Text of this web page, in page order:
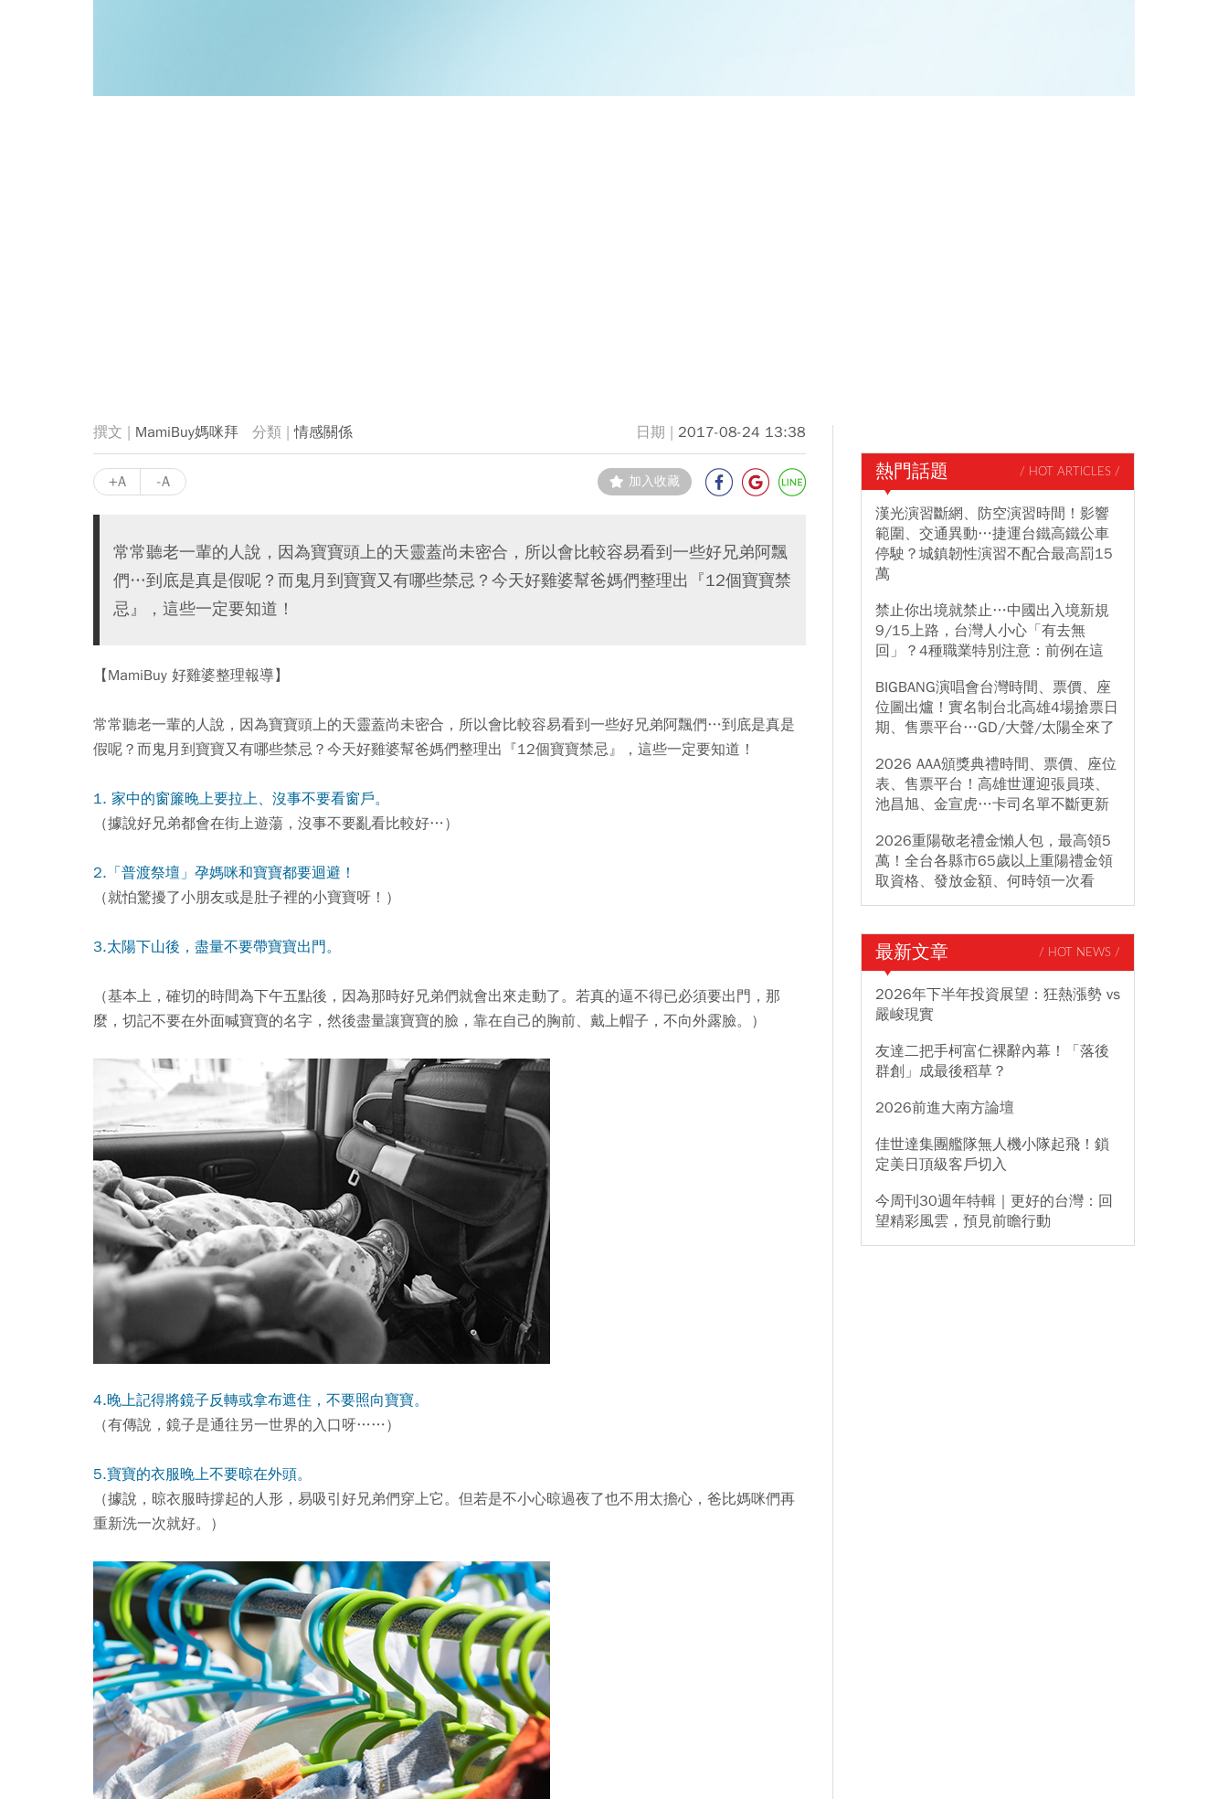
MamiBuy媽咪拜 情感關係 2017-08-24 13:38
+A -A 加入收藏
常常聽老一輩的人說，因為寶寶頭上的天靈蓋尚未密合，所以會比較容易看到一些好兄弟阿飄
們…到底是真是假呢？而鬼月到寶寶又有哪些禁忌？今天好雞婆幫爸媽們整理出『12個寶寶禁
忌』，這些一定要知道！
【MamiBuy 好雞婆整理報導】
常常聽老一輩的人說，因為寶寶頭上的天靈蓋尚未密合，所以會比較容易看到一些好兄弟阿飄們…到底是真是
假呢？而鬼月到寶寶又有哪些禁忌？今天好雞婆幫爸媽們整理出『12個寶寶禁忌』，這些一定要知道！
1. 家中的窗簾晚上要拉上、沒事不要看窗戶。
（據說好兄弟都會在街上遊蕩，沒事不要亂看比較好…）
2.「普渡祭壇」孕媽咪和寶寶都要迴避！
（就怕驚擾了小朋友或是肚子裡的小寶寶呀！）
3.太陽下山後，盡量不要帶寶寶出門。
（基本上，確切的時間為下午五點後，因為那時好兄弟們就會出來走動了。若真的逼不得已必須要出門，那
麼，切記不要在外面喊寶寶的名字，然後盡量讓寶寶的臉，靠在自己的胸前、戴上帽子，不向外露臉。）
4.晚上記得將鏡子反轉或拿布遮住，不要照向寶寶。
（有傳說，鏡子是通往另一世界的入口呀……）
5.寶寶的衣服晚上不要晾在外頭。
（據說，晾衣服時撐起的人形，易吸引好兄弟們穿上它。但若是不小心晾過夜了也不用太擔心，爸比媽咪們再
重新洗一次就好。）
熱門話題 / HOT ARTICLES /
漢光演習斷網、防空演習時間！影響
範圍、交通異動…捷運台鐵高鐵公車
停駛？城鎮韌性演習不配合最高罰15
萬
禁止你出境就禁止…中國出入境新規
9/15上路，台灣人小心「有去無
回」？4種職業特別注意：前例在這
BIGBANG演唱會台灣時間、票價、座
位圖出爐！實名制台北高雄4場搶票日
期、售票平台…GD/大聲/太陽全來了
2026 AAA頒獎典禮時間、票價、座位
表、售票平台！高雄世運迎張員瑛、
池昌旭、金宣虎…卡司名單不斷更新
2026重陽敬老禮金懶人包，最高領5
萬！全台各縣市65歲以上重陽禮金領
取資格、發放金額、何時領一次看
最新文章 / HOT NEWS /
2026年下半年投資展望：狂熱漲勢 vs
嚴峻現實
友達二把手柯富仁裸辭內幕！「落後
群創」成最後稻草？
2026前進大南方論壇
佳世達集團艦隊無人機小隊起飛！鎖
定美日頂級客戶切入
今周刊30週年特輯｜更好的台灣：回
望精彩風雲，預見前瞻行動